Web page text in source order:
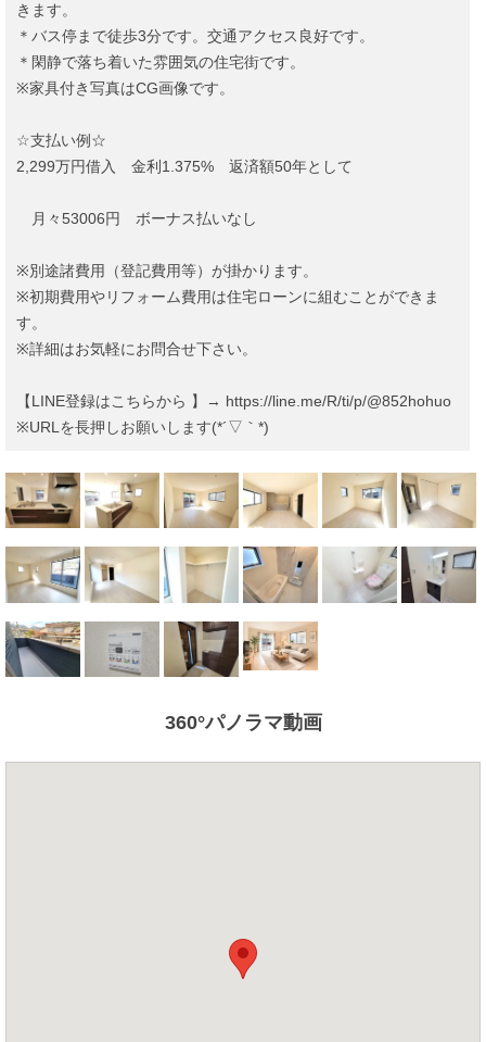
きます。
＊バス停まで徒歩3分です。交通アクセス良好です。
＊閑静で落ち着いた雰囲気の住宅街です。
※家具付き写真はCG画像です。
☆支払い例☆
2,299万円借入 金利1.375% 返済額50年として
月々53006円 ボーナス払いなし
※別途諸費用（登記費用等）が掛かります。
※初期費用やリフォーム費用は住宅ローンに組むことができま
す。
※詳細はお気軽にお問合せ下さい。
【LINE登録はこちらから 】→ https://line.me/R/ti/p/@852hohuo
※URLを長押しお願いします(*´▽｀*)
360°パノラマ動画